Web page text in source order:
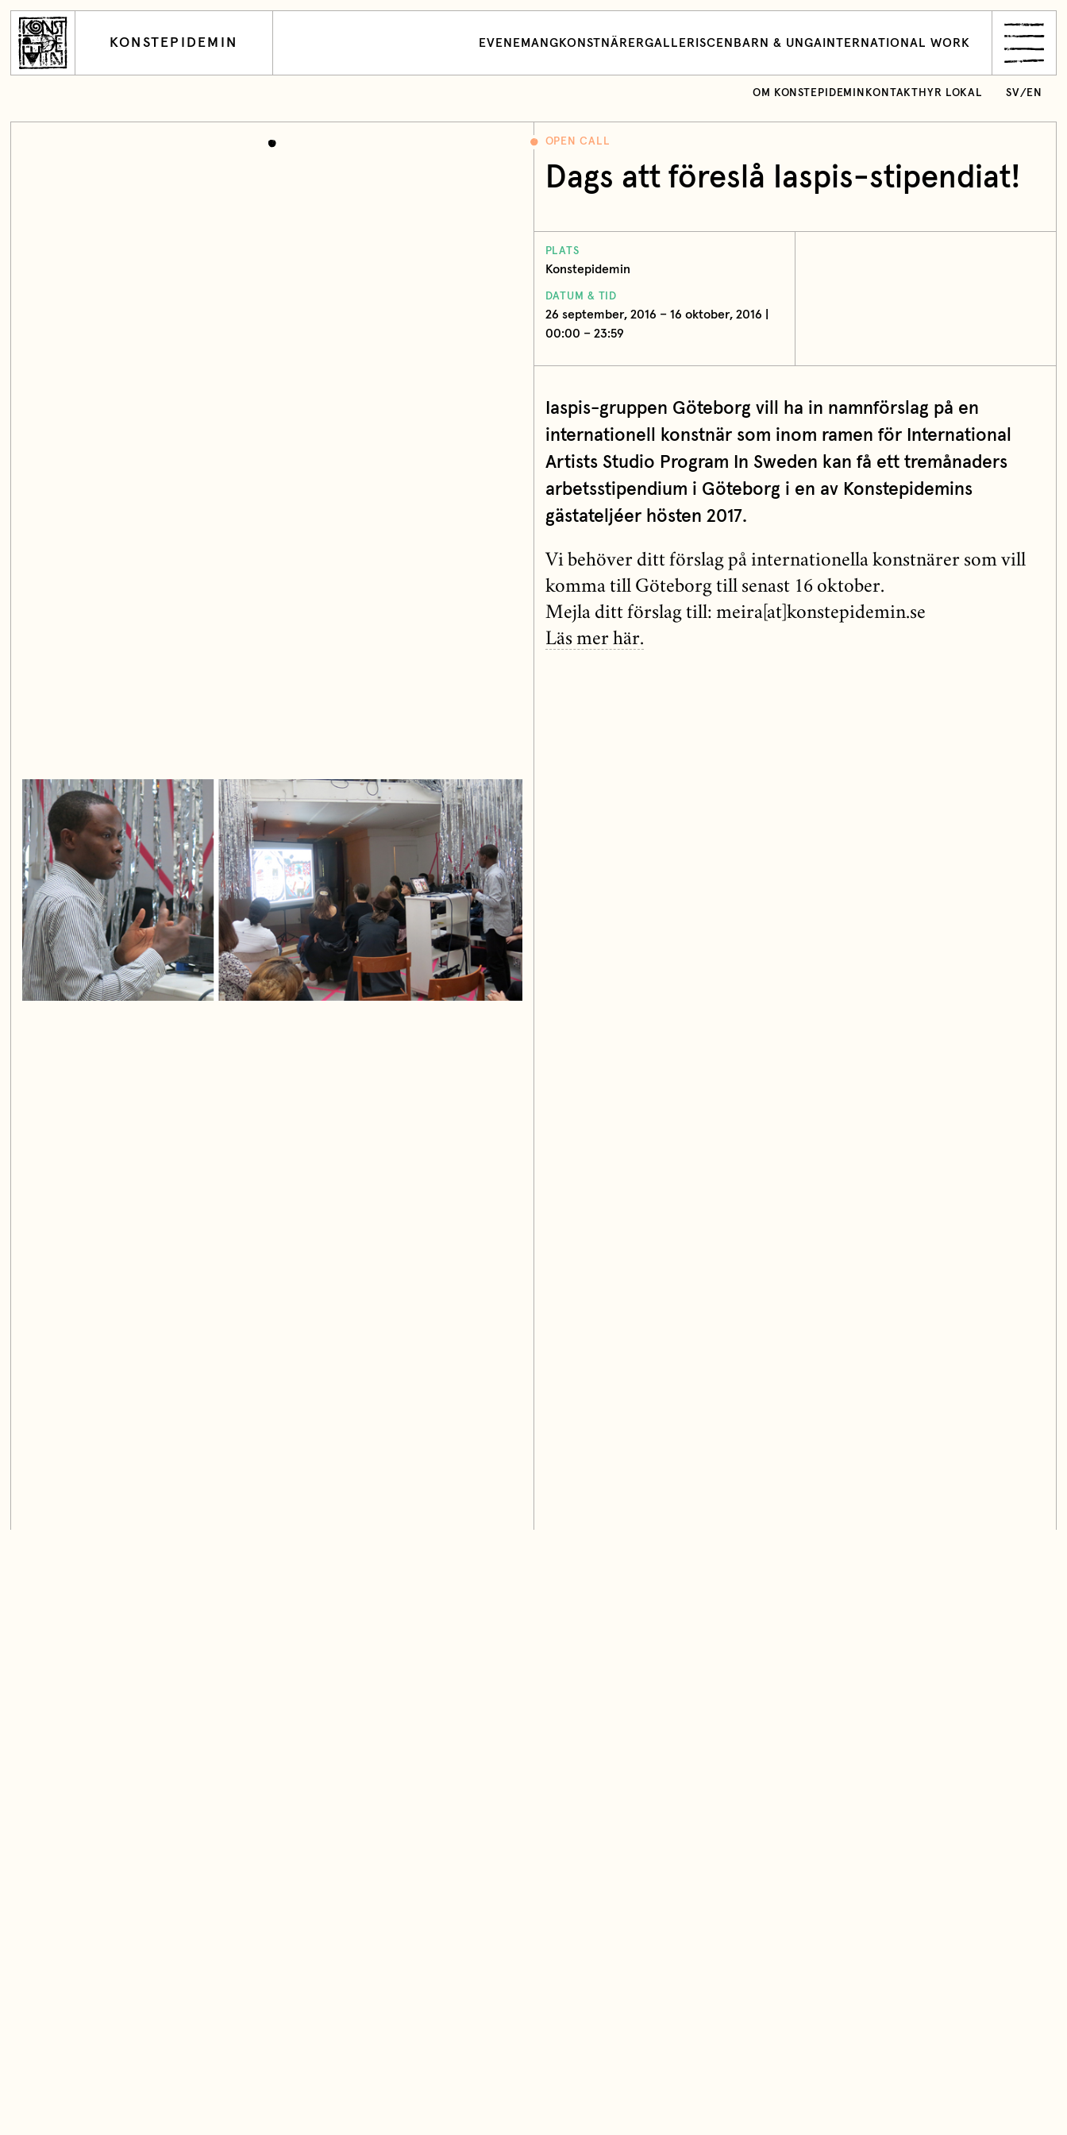
KONSTEPIDEMIN EVENEMANG KONSTNÄRERGALLERI SCEN BARN & UNGA INTERNATIONAL WORK
OM KONSTEPIDEMIN KONTAKT HYR LOKAL SV/ EN
OPEN CALL
Dags att föreslå Iaspis-stipendiat!
PLATS
Konstepidemin
DATUM & TID
26 september, 2016 – 16 oktober, 2016 |
00:00 – 23:59
Iaspis-gruppen Göteborg vill ha in namnförslag på en
internationell konstnär som inom ramen för International
Artists Studio Program In Sweden kan få ett tremånaders
arbetsstipendium i Göteborg i en av Konstepidemins
gästateljéer hösten 2017.
Vi behöver ditt förslag på internationella konstnärer som vill
komma till Göteborg till senast 16 oktober.
Mejla ditt förslag till: meira[at]konstepidemin.se
Läs mer här.